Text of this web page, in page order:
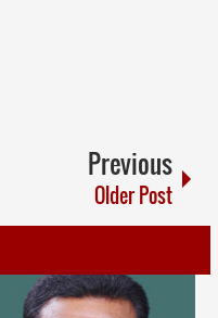
Previous
Older Post